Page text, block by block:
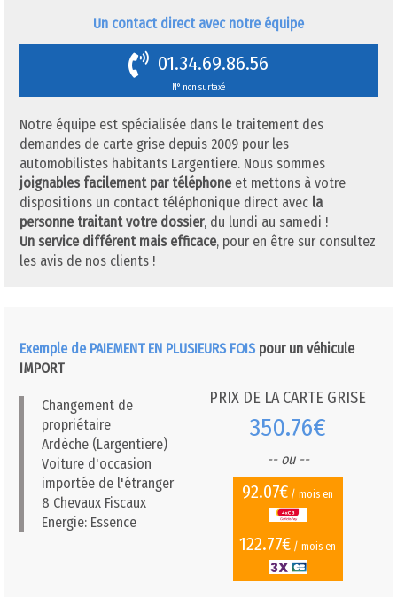
Un contact direct avec notre équipe
01.34.69.86.56
N° non surtaxé
Notre équipe est spécialisée dans le traitement des
demandes de carte grise depuis 2009 pour les
automobilistes habitants Largentiere. Nous sommes
joignables facilement par téléphone et mettons à votre
dispositions un contact téléphonique direct avec la
personne traitant votre dossier, du lundi au samedi !
Un service différent mais efficace, pour en être sur consultez
les avis de nos clients !
Exemple de PAIEMENT EN PLUSIEURS FOIS pour un véhicule
IMPORT
Changement de
propriétaire
Ardèche (Largentiere)
Voiture d'occasion
importée de l'étranger
8 Chevaux Fiscaux
Energie: Essence
PRIX DE LA CARTE GRISE
350.76€
-- ou --
92.07€ / mois en
122.77€ / mois en